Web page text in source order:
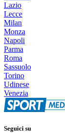
Lazio
Lecce
Milan
Monza
Napoli
Parma
Roma
Sassuolo
Torino
Udinese
Venezia
Seguici su